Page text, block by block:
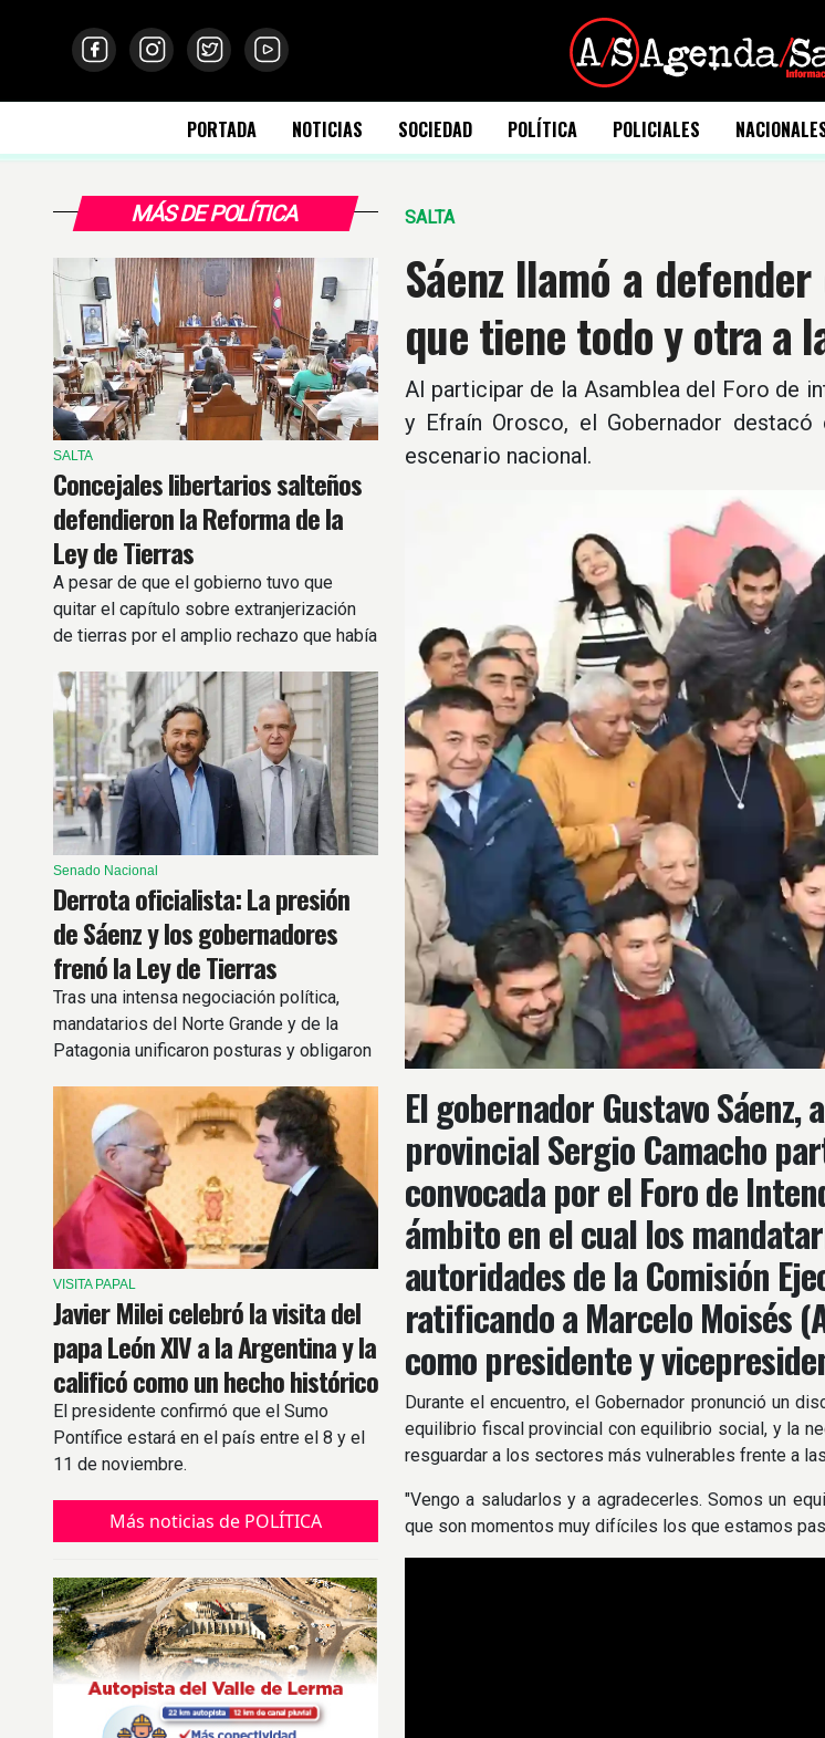
PORTADA NOTICIAS SOCIEDAD POLÍTICA POLICIALES
MÁS DE POLÍTICA
SALTA
Concejales libertarios salteños
defendieron la Reforma de la
Ley de Tierras
A pesar de que el gobierno tuvo que
quitar el capítulo sobre extranjerización
de tierras por el amplio rechazo que había
Libertad Avanza respaldaron el proyecto.
Senado Nacional
Derrota oficialista: La presión
de Sáenz y los gobernadores
frenó la Ley de Tierras
Tras una intensa negociación política,
mandatarios del Norte Grande y de la
Patagonia unificaron posturas y obligaron
apartado sobre extranjerización de tierras.
VISITA PAPAL
Javier Milei celebró la visita del
papa León XIV a la Argentina y la
calificó como un hecho histórico
El presidente confirmó que el Sumo
Pontífice estará en el país entre el 8 y el
11 de noviembre.
Más noticias de POLÍTICA
SALTA
Sáenz llamó a
que tiene todo y otra a
Al participar de la Asamblea del Foro de
y Efraín Orosco, el Gobernador
escenario nacional.
El gobernador Gustavo
provincial Sergio Camacho
convocada por el Foro de
ámbito en el cual los
autoridades de la Comisión
ratificando a Marcelo Moisés
como presidente y
Durante el encuentro, el Gobernador pronunció un
equilibrio fiscal provincial con equilibrio social, y la
resguardar a los sectores más vulnerables frente a
"Vengo a saludarlos y a agradecerles. Somos un
que son momentos muy difíciles los que estamos